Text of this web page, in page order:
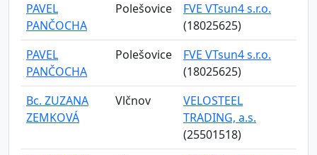
PAVEL
PANČOCHA
Polešovice
FVE VTsun4 s.r.o.
(18025625)
PAVEL
PANČOCHA
Polešovice
FVE VTsun4 s.r.o.
(18025625)
Bc. ZUZANA
ZEMKOVÁ
Vlčnov
VELOSTEEL
TRADING, a.s.
(25501518)